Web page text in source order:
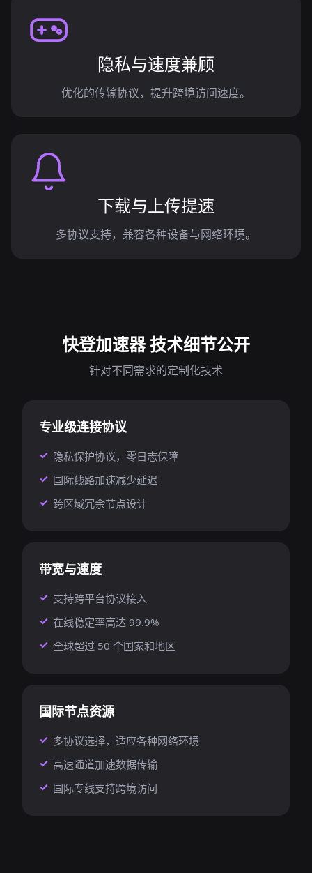
隐私与速度兼顾
优化的传输协议，提升跨境访问速度。
下载与上传提速
多协议支持，兼容各种设备与网络环境。
快登加速器 技术细节公开
针对不同需求的定制化技术
专业级连接协议
隐私保护协议，零日志保障
国际线路加速减少延迟
跨区域冗余节点设计
带宽与速度
支持跨平台协议接入
在线稳定率高达 99.9%
全球超过 50 个国家和地区
国际节点资源
多协议选择，适应各种网络环境
高速通道加速数据传输
国际专线支持跨境访问